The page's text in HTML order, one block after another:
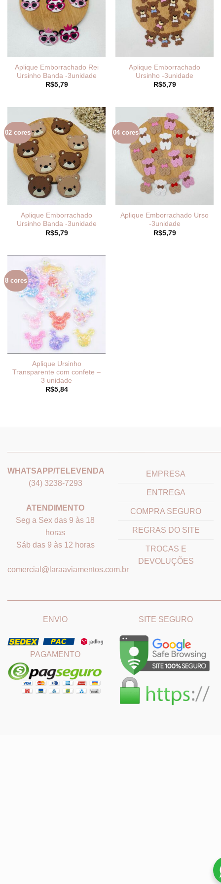
Aplique Emborrachado Rei
Ursinho Banda -3unidade
R$5,79
Aplique Emborrachado
Ursinho -3unidade
R$5,79
02 cores
Aplique Emborrachado
Ursinho Banda -3unidade
R$5,79
04 cores
Aplique Emborrachado Urso
-3unidade
R$5,79
8 cores
Aplique Ursinho
Transparente com confete –
3 unidade
R$5,84
WHATSAPP/TELEVENDA
(34) 3238-7293
ATENDIMENTO
Seg a Sex das 9 às 18
horas
Sáb das 9 às 12 horas
comercial@laraaviamentos.com.br
EMPRESA
ENTREGA
COMPRA SEGURO
REGRAS DO SITE
TROCAS E
DEVOLUÇÕES
ENVIO
PAGAMENTO
SITE SEGURO